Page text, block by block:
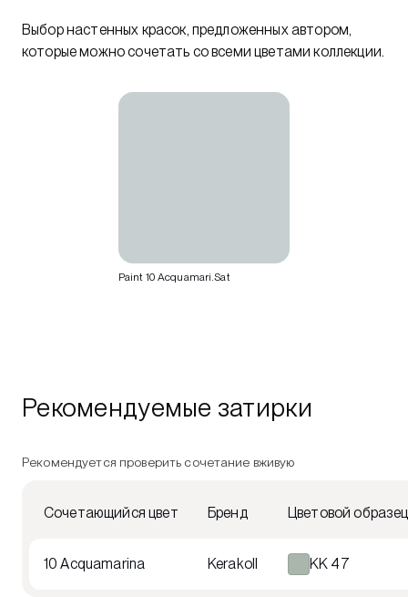
Выбор настенных красок, предложенных автором,
которые можно сочетать со всеми цветами коллекции.
Paint 10 Acquamari.Sat
Рекомендуемые затирки
Рекомендуется проверить сочетание вживую
Сочетающийся цвет Бренд Цветовой образец
10 Acquamarina Kerakoll KK 47